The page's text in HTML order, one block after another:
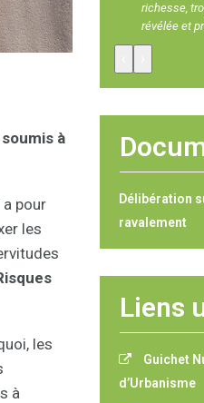
à
pour
les
les
à
richesse,
révélée et
Délibération
ravalement
Liens
Guichet
d’Urbanisme